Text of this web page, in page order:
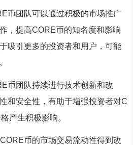
币团队可以通过积极的市场推广
，提高CORE币的知名度和影响
吸引更多的投资者和用户，可能
币团队持续进行技术创新和改
和安全性，有助于增强投资者对C
产生积极影响。
币的市场交易流动性得到改